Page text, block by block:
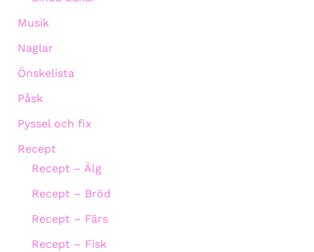
Musik
Naglar
Önskelista
Påsk
Pyssel och fix
Recept
Recept – Älg
Recept – Bröd
Recept – Färs
Recept – Fisk